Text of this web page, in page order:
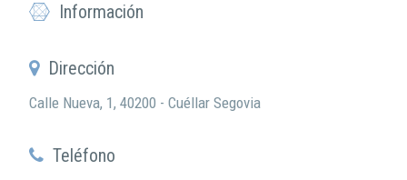
Información
Dirección
Calle Nueva, 1, 40200 - Cuéllar Segovia
Teléfono